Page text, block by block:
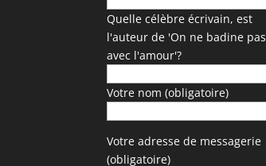
Quelle célèbre écrivain, est
l'auteur de 'On ne badine pas
avec l'amour'?
Votre nom (obligatoire)
Votre adresse de messagerie
(obligatoire)